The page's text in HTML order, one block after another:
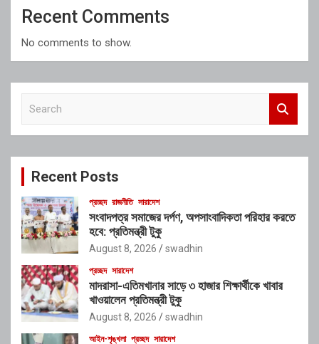
Recent Comments
No comments to show.
c
Recent Posts
প্রচ্ছদ রাজনীতি সারাদেশ
সংবাদপত্র সমাজের দর্পণ, অপসাংবাদিকতা পরিহার করতে
হবে: প্রতিমন্ত্রী টুকু
August 8, 2026 swadhin
প্রচ্ছদ সারাদেশ
মাদরাসা-এতিমখানার সাড়ে ৩ হাজার শিক্ষার্থীকে খাবার
খাওয়ালেন প্রতিমন্ত্রী টুকু
August 8, 2026 swadhin
আইন-শৃঙ্খলা প্রচ্ছদ সারাদেশ